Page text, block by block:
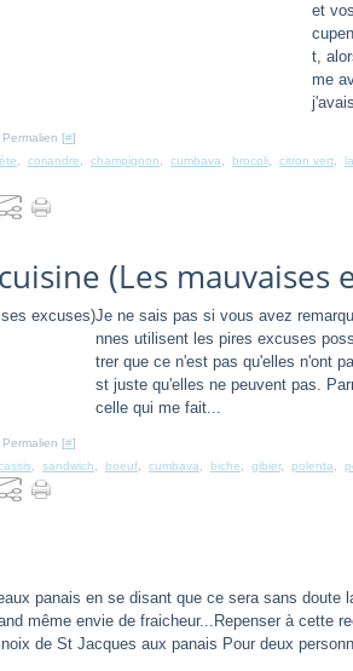
et
t,
me
Permalien [#]
coriandre champignon cumbava brocoli citron vert
(Les mauvaises
Je ne sais pas si vous avez
nnes utilisent les pires excuses
trer que ce n'est pas qu'elles n'ont
st juste qu'elles ne peuvent pas.
celle qui me fait...
Permalien [#]
sandwich boeuf cumbava biche gibier, polenta
panais en se disant que ce sera sans doute
même envie de fraicheur...Repenser à cette
de St Jacques aux panais Pour deux